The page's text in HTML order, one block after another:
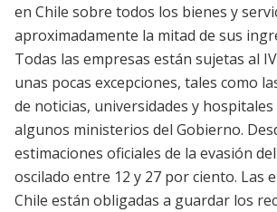
en Chile sobre todos los bienes y
aproximadamente la mitad de sus
Todas las empresas están sujetas al
unas pocas excepciones, tales como
de noticias, universidades y
algunos ministerios del Gobierno.
estimaciones oficiales de la evasión
oscilado entre 12 y 27 por ciento. Las
Chile están obligadas a guardar los